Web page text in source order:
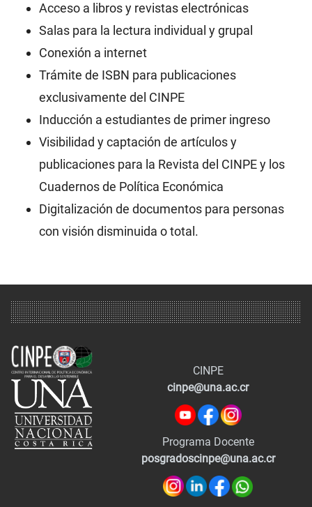
Acceso a libros y revistas electrónicas
Salas para la lectura individual y grupal
Conexión a internet
Trámite de ISBN para publicaciones
exclusivamente del CINPE
Inducción a estudiantes de primer ingreso
Visibilidad y captación de artículos y
publicaciones para la Revista del CINPE y los
Cuadernos de Política Económica
Digitalización de documentos para personas
con visión disminuida o total.
CINPE
cinpe@una.ac.cr
Programa Docente
posgradoscinpe@una.ac.cr